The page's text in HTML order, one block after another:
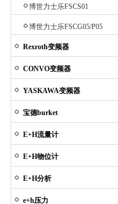
博世力士乐FSCS01
博世力士乐FSCG05/P05
Rexroth变频器
CONVO变频器
YASKAWA变频器
宝德burket
E+H流量计
E+H物位计
E+H分析
e+h压力